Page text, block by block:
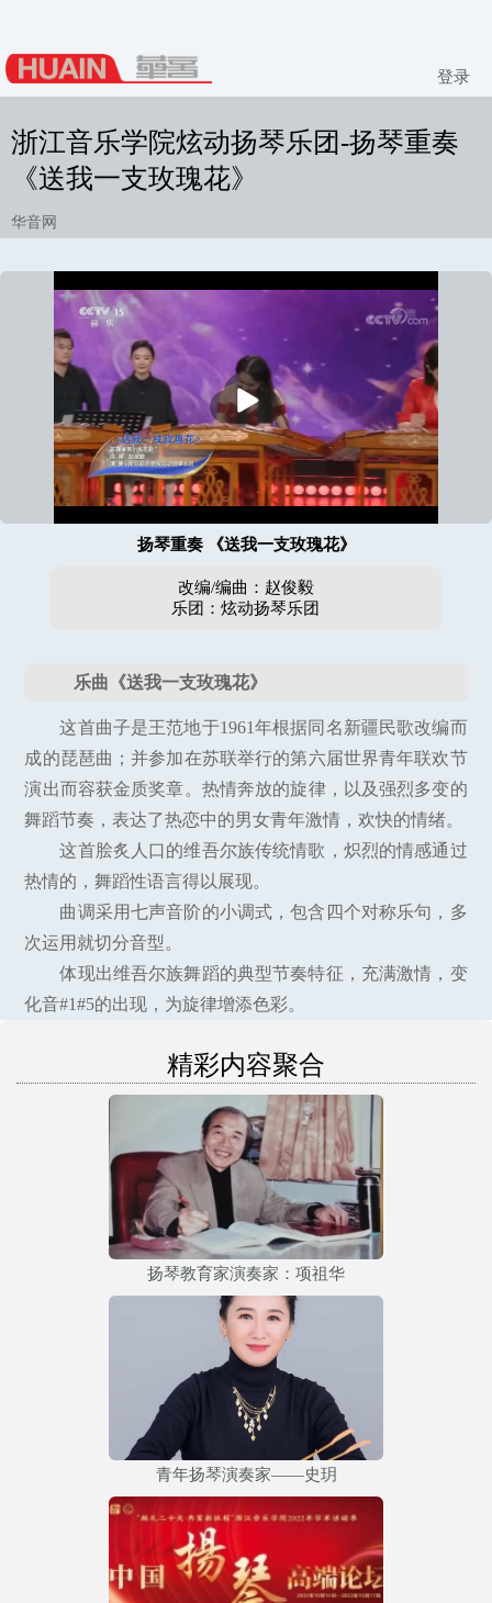
登录
浙江音乐学院炫动扬琴乐团-扬琴重奏
《送我一支玫瑰花》
华音网
播
放
扬琴重奏 《送我一支玫瑰花》
改编/编曲：赵俊毅
乐团：炫动扬琴乐团
乐曲《送我一支玫瑰花》
这首曲子是王范地于1961年根据同名新疆民歌改编而
成的琵琶曲；并参加在苏联举行的第六届世界青年联欢节
演出而容获金质奖章。热情奔放的旋律，以及强烈多变的
舞蹈节奏，表达了热恋中的男女青年激情，欢快的情绪。
这首脍炙人口的维吾尔族传统情歌，炽烈的情感通过
热情的，舞蹈性语言得以展现。
曲调采用七声音阶的小调式，包含四个对称乐句，多
次运用就切分音型。
体现出维吾尔族舞蹈的典型节奏特征，充满激情，变
化音#1#5的出现，为旋律增添色彩。
精彩内容聚合
扬琴教育家演奏家：项祖华
青年扬琴演奏家——史玥